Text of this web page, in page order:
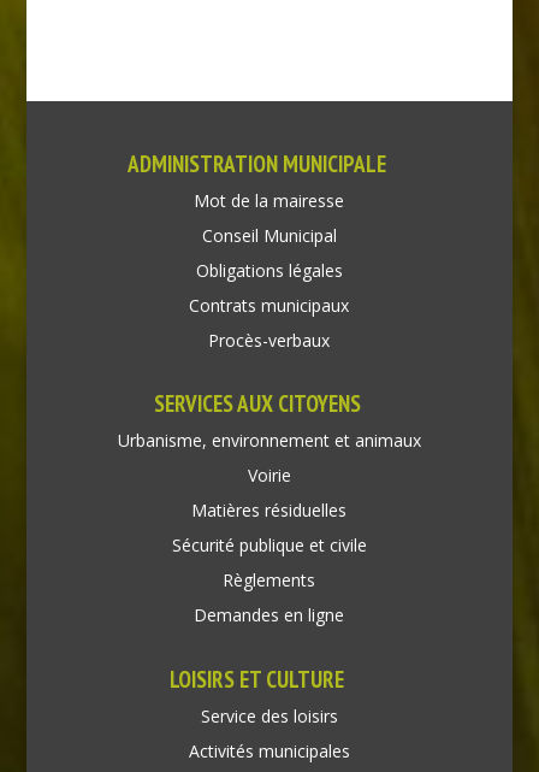
ADMINISTRATION MUNICIPALE
Mot de la mairesse
Conseil Municipal
Obligations légales
Contrats municipaux
Procès-verbaux
SERVICES AUX CITOYENS
Urbanisme, environnement et animaux
Voirie
Matières résiduelles
Sécurité publique et civile
Règlements
Demandes en ligne
LOISIRS ET CULTURE
Service des loisirs
Activités municipales